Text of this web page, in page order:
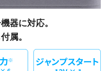
器に対応。
属。